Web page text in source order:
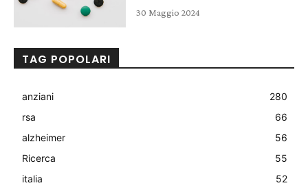
30 Maggio 2024
TAG POPOLARI
anziani
280
rsa
66
alzheimer
56
Ricerca
55
italia
52